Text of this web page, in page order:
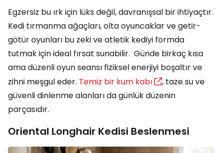
Egzersiz bu ırk için lüks değil, davranışsal bir ihtiyaçtır.
Kedi tırmanma ağaçları, olta oyuncaklar ve getir-
götür oyunları bu zeki ve atletik kediyi formda
tutmak için ideal fırsat sunabilir. Günde birkaç kısa
ama düzenli oyun seansı fiziksel enerjiyi boşaltır ve
zihni meşgul eder. Temiz bir kum kabı
, taze su ve
güvenli dinlenme alanları da günlük düzenin
parçasıdır.
Oriental Longhair Kedisi Beslenmesi